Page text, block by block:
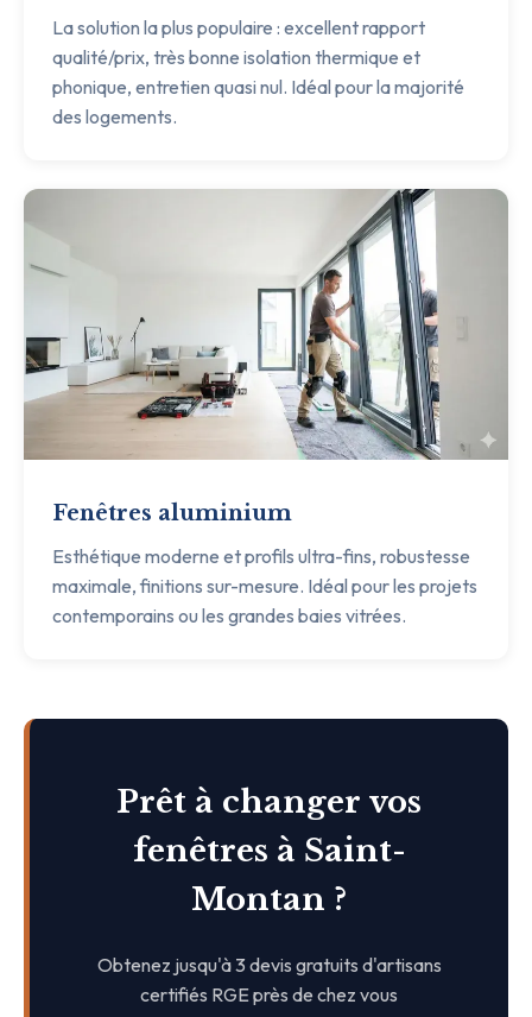
La solution la plus populaire : excellent rapport
qualité/prix, très bonne isolation thermique et
phonique, entretien quasi nul. Idéal pour la majorité
des logements.
Fenêtres aluminium
Esthétique moderne et profils ultra-fins, robustesse
maximale, finitions sur-mesure. Idéal pour les projets
contemporains ou les grandes baies vitrées.
Prêt à changer vos
fenêtres à Saint-
Montan ?
Obtenez jusqu'à 3 devis gratuits d'artisans
certifiés RGE près de chez vous